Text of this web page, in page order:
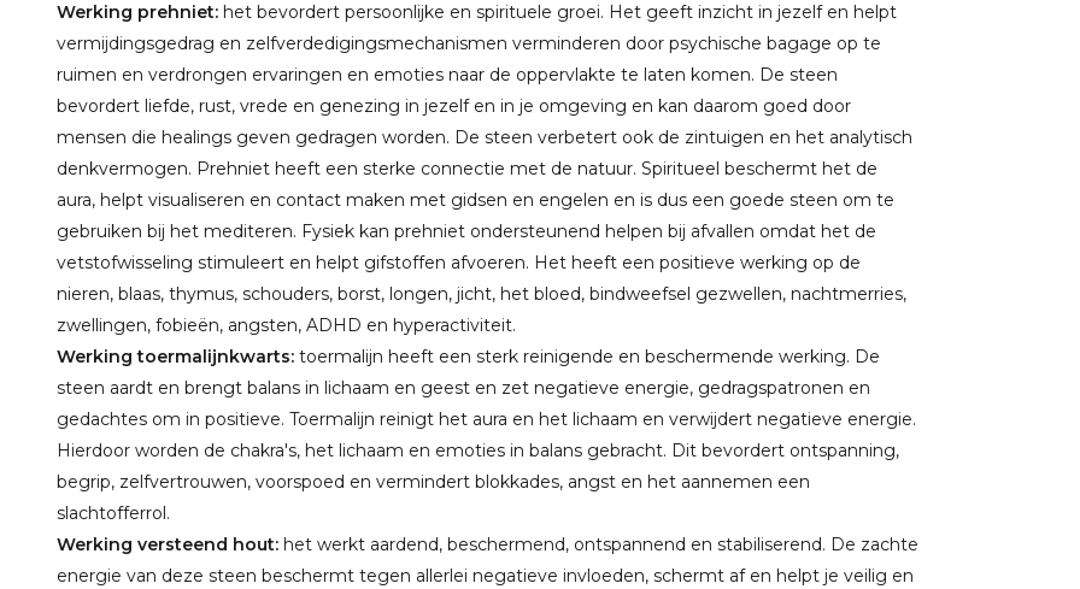
Werking prehniet: het bevordert persoonlijke en spirituele groei. Het geeft inzicht in jezelf en helpt
vermijdingsgedrag en zelfverdedigingsmechanismen verminderen door psychische bagage op te
ruimen en verdrongen ervaringen en emoties naar de oppervlakte te laten komen. De steen
bevordert liefde, rust, vrede en genezing in jezelf en in je omgeving en kan daarom goed door
mensen die healings geven gedragen worden. De steen verbetert ook de zintuigen en het analytisch
denkvermogen. Prehniet heeft een sterke connectie met de natuur. Spiritueel beschermt het de
aura, helpt visualiseren en contact maken met gidsen en engelen en is dus een goede steen om te
gebruiken bij het mediteren. Fysiek kan prehniet ondersteunend helpen bij afvallen omdat het de
vetstofwisseling stimuleert en helpt gifstoffen afvoeren. Het heeft een positieve werking op de
nieren, blaas, thymus, schouders, borst, longen, jicht, het bloed, bindweefsel gezwellen, nachtmerries,
zwellingen, fobieën, angsten, ADHD en hyperactiviteit.
Werking toermalijnkwarts: toermalijn heeft een sterk reinigende en beschermende werking. De
steen aardt en brengt balans in lichaam en geest en zet negatieve energie, gedragspatronen en
gedachtes om in positieve. Toermalijn reinigt het aura en het lichaam en verwijdert negatieve energie.
Hierdoor worden de chakra's, het lichaam en emoties in balans gebracht. Dit bevordert ontspanning,
begrip, zelfvertrouwen, voorspoed en vermindert blokkades, angst en het aannemen een
slachtofferrol.
Werking versteend hout: het werkt aardend, beschermend, ontspannend en stabiliserend. De zachte
energie van deze steen beschermt tegen allerlei negatieve invloeden, schermt af en helpt je veilig en